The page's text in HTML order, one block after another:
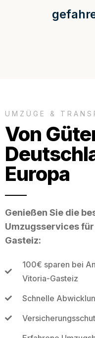
UMZÜGE &
Von
Europa
Genießen Sie die
Umzugsservices
Gasteiz:
100€ sparen bei
Vitoria-Gasteiz
Schnelle